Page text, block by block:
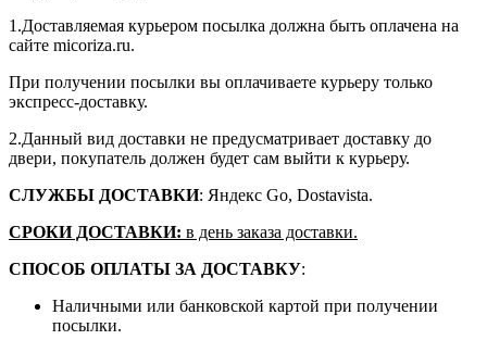
1.Доставляемая курьером посылка должна быть оплачена на
сайте micoriza.ru.
При получении посылки вы оплачиваете курьеру только
экспресс-доставку.
2.Данный вид доставки не предусматривает доставку до
двери, покупатель должен будет сам выйти к курьеру.
СЛУЖБЫ ДОСТАВКИ: Яндекс Go, Dostavista.
СРОКИ ДОСТАВКИ: в день заказа доставки.
СПОСОБ ОПЛАТЫ ЗА ДОСТАВКУ:
Наличными или банковской картой при получении
посылки.